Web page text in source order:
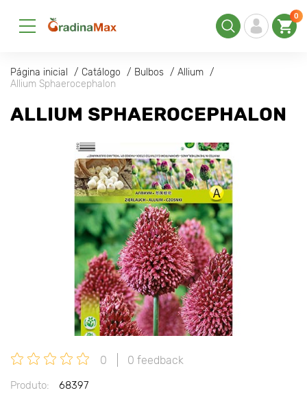
0
Página inicial Catálogo Bulbos
Allium
Allium Sphaerocephalon
ALLIUM SPHAEROCEPHALON
0 0 feedback
Produto:
68397